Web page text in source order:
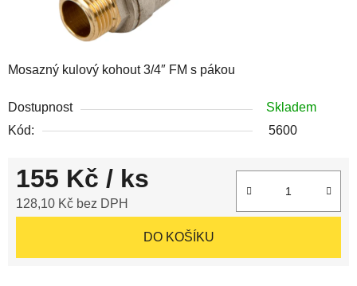
Mosazný kulový kohout 3/4″ FM s pákou
Dostupnost
Skladem
Kód:
5600
155 Kč / ks
128,10 Kč bez DPH
DO KOŠÍKU